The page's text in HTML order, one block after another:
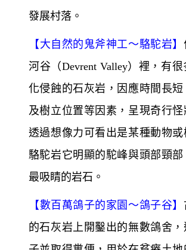
發展村落。
【大自然的鬼斧神工～駱駝岩】
河谷（Devrent Valley）裡，有
化侵蝕的石灰岩，因應時間長短
及樹立位置等因素，呈現奇行怪
透過想像力可看出是某種動物或
駱駝岩它明顯的駝峰與頭部頸
最吸睛的岩石。
【數百萬鴿子的家園～鴿子谷】
的石灰岩上開鑿出的無數鴿舍